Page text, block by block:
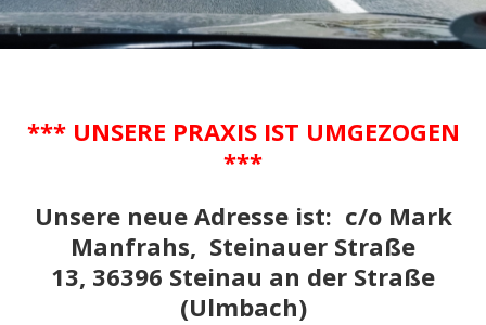
*** UNSERE PRAXIS IST UMGEZOGEN
***
Unsere neue Adresse ist: c/o Mark
Manfrahs, Steinauer Straße
13, 36396 Steinau an der Straße
(Ulmbach)